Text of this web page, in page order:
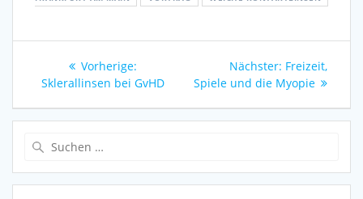
Beitragsnavigation
Vorherige:Vorheriger
Beitrag:
Sklerallinsen bei GvHD
Nächster: Nächster
Beitrag:
Freizeit,
Spiele und die Myopie